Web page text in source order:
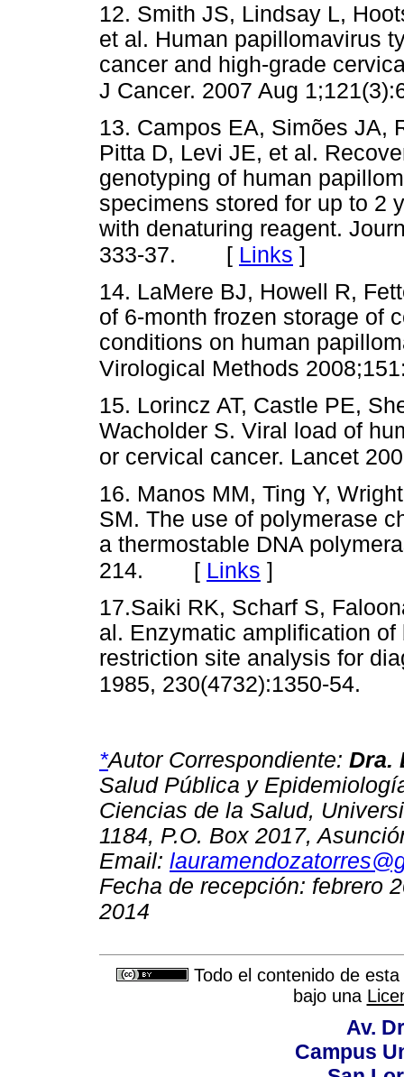
12. Smith JS, Lindsay L,
et al. Human papillomavirus
cancer and high-grade
J Cancer. 2007 Aug
13. Campos EA, Simões JA,
Pitta D, Levi JE, et al.
genotyping of human
specimens stored for up to 2
with denaturing reagent.
333-37. [ Links ]
14. LaMere BJ, Howell R,
of 6-month frozen storage of
conditions on human
Virological Methods
15. Lorincz AT, Castle PE,
Wacholder S. Viral load of
or cervical cancer. Lancet
16. Manos MM, Ting Y,
SM. The use of polymerase
a thermostable DNA
214. [ Links ]
17.Saiki RK, Scharf S,
al. Enzymatic amplification
restriction site analysis for
1985, 230(4732):1350-54.
*Autor Correspondiente: Dra.
Salud Pública y
Ciencias de la Salud,
1184, P.O. Box 2017,
Email:
Fecha de recepción: febrero
2014
Todo el contenido de
bajo una
Av.
Campus